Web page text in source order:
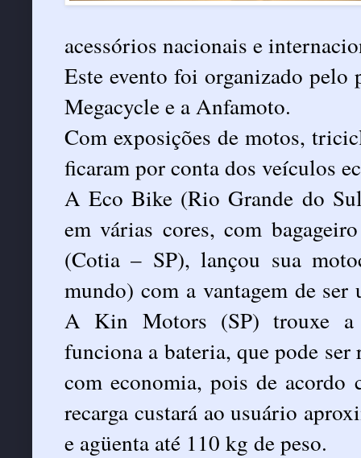
acessórios nacionais e
Este evento foi organizado
Megacycle e a Anfamoto.
Com exposições de motos,
ficaram por conta dos veículos
A Eco Bike (Rio Grande do
em várias cores, com
(Cotia – SP), lançou sua
mundo) com a vantagem de ser
A Kin Motors (SP) trouxe a
funciona a bateria, que pode ser
com economia, pois de acordo
recarga custará ao usuário
e agüenta até 110 kg de peso.